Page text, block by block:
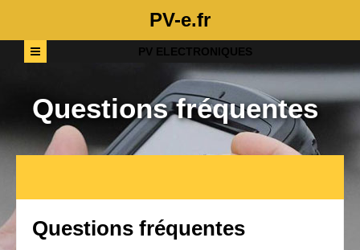
PV-e.fr
PV ELECTRONIQUES
Questions fréquentes
Questions fréquentes